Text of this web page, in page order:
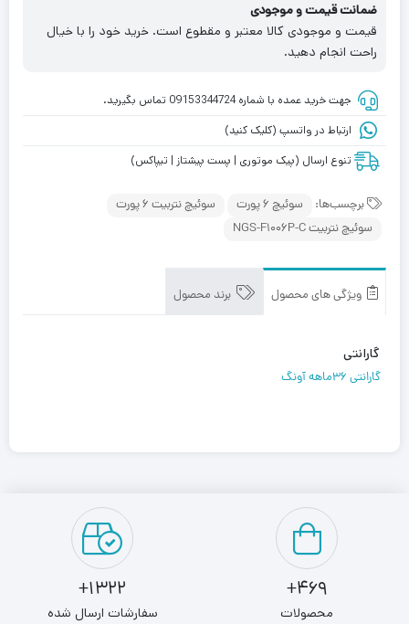
ضمانت قیمت و موجودی
قیمت و موجودی کالا معتبر و مقطوع است. خرید خود را با خیال
راحت انجام دهید.
جهت خرید عمده با شماره 09153344724 تماس بگیرید.
ارتباط در واتسپ (کلیک کنید)
تنوع ارسال (پیک موتوری | پست پیشتاز | تیپاکس)
برچسب‌ها: سوئیچ 6 پورت
سوئیچ نتربیت 6 پورت
سوئیچ نتربیت NGS-F1006P-C
ویژگی های محصول برند محصول
گارانتی
گارانتی 36ماهه آونگ
469+
محصولات
1322+
سفارشات ارسال شده